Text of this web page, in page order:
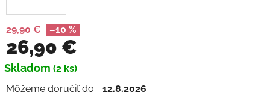
29,90 € –10 %
26,90 €
Jednotková cena:
Skladom (2 ks)
Môžeme doručiť do:
12.8.2026